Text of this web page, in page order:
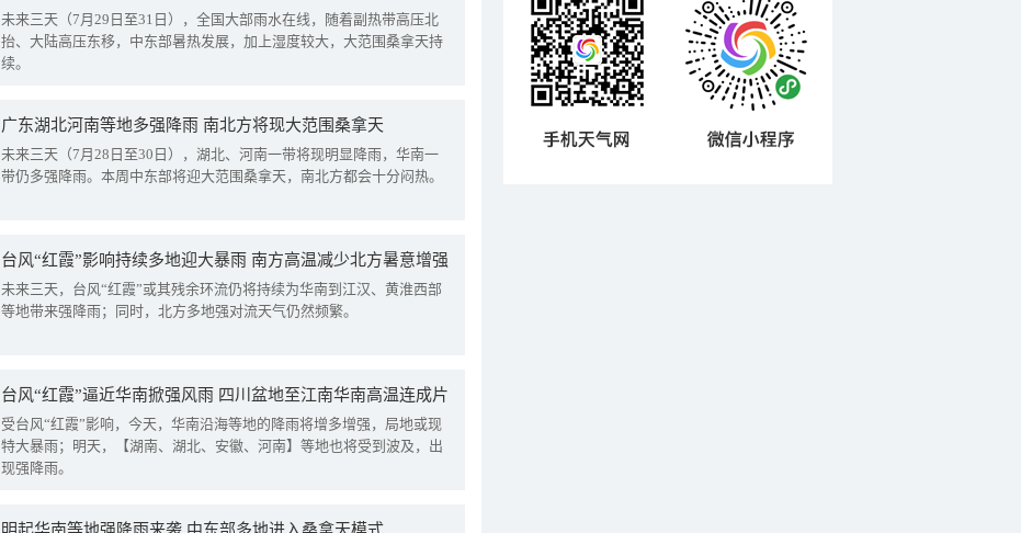
未来三天（7月29日至31日），全国大部雨水在线，随着副热带高压北
抬、大陆高压东移，中东部暑热发展，加上湿度较大，大范围桑拿天持
续。
广东湖北河南等地多强降雨 南北方将现大范围桑拿天
未来三天（7月28日至30日），湖北、河南一带将现明显降雨，华南一
带仍多强降雨。本周中东部将迎大范围桑拿天，南北方都会十分闷热。
台风“红霞”影响持续多地迎大暴雨 南方高温减少北方暑意增强
未来三天，台风“红霞”或其残余环流仍将持续为华南到江汉、黄淮西部
等地带来强降雨；同时，北方多地强对流天气仍然频繁。
台风“红霞”逼近华南掀强风雨 四川盆地至江南华南高温连成片
受台风“红霞”影响，今天，华南沿海等地的降雨将增多增强，局地或现
特大暴雨；明天，【湖南、湖北、安徽、河南】等地也将受到波及，出
现强降雨。